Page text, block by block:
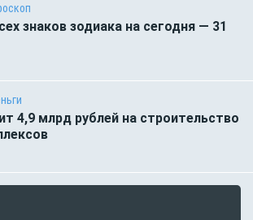
знаков зодиака на сегодня — 31
4,9 млрд рублей на строительство